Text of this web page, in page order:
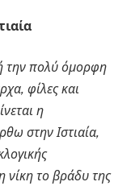
την πολύ όμορφη
φίλες και
η
στην Ιστιαία,
νίκη το βράδυ της